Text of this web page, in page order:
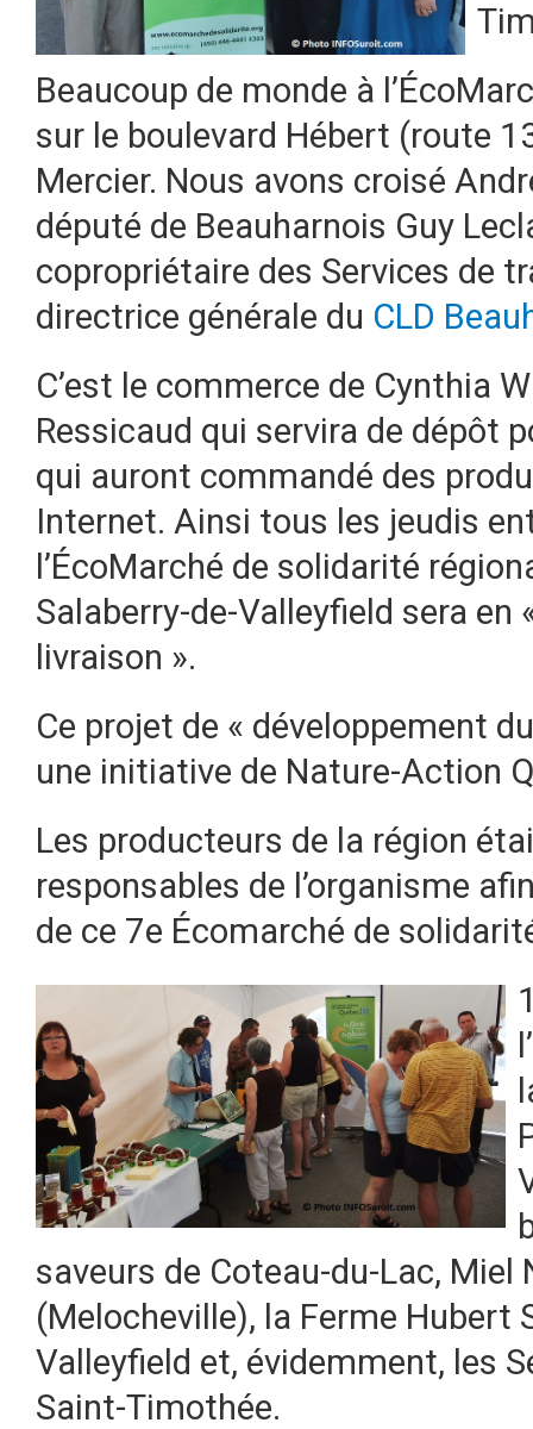
Beaucoup de monde à
sur le boulevard Hébert (route
Mercier. Nous avons croisé
député de Beauharnois Guy
copropriétaire des Services de
directrice générale du CLD
C’est le commerce de Cynthia
Ressicaud qui servira de dépôt
qui auront commandé des
Internet. Ainsi tous les jeudis
l’ÉcoMarché de solidarité
Salaberry-de-Valleyfield sera en
livraison ».
Ce projet de « développement
une initiative de Nature-Action
Les producteurs de la région
responsables de l’organisme
de ce 7e Écomarché de
saveurs de Coteau-du-Lac, Miel
(Melocheville), la Ferme Hubert
Valleyfield et, évidemment, les
Saint-Timothée.